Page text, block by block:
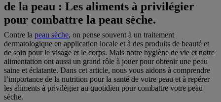
de la peau : Les aliments à privilégier
pour combattre la peau sèche.
Contre la peau sèche, on pense souvent à un traitement
dermatologique en application locale et à des produits de beauté et
de soin pour le visage et le corps. Mais notre hygiène de vie et notre
alimentation ont aussi un grand rôle à jouer pour obtenir une peau
saine et éclatante. Dans cet article, nous vous aidons à comprendre
l’importance de la nutrition pour la santé de votre peau et à repérer
les aliments à privilégier au quotidien pour combattre votre peau
sèche.